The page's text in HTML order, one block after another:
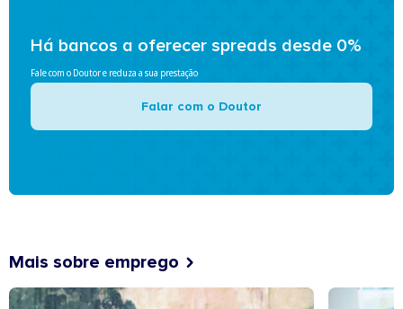
Há bancos a oferecer spreads desde 0%
Fale com o Doutor e reduza a sua prestação
Falar com o Doutor
Mais sobre emprego